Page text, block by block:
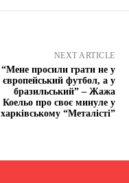
NEXT ARTICLE
“Мене просили грати не у
європейський футбол, а у
бразильський” – Жажа
Коельо про своє минуле у
харківському “Металісті”